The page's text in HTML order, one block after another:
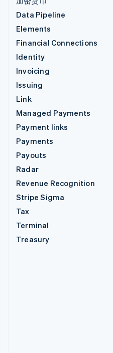
Data Pipeline
Elements
Financial Connections
Identity
Invoicing
Issuing
Link
Managed Payments
Payment links
Payments
Payouts
Radar
Revenue Recognition
Stripe Sigma
Tax
Terminal
Treasury